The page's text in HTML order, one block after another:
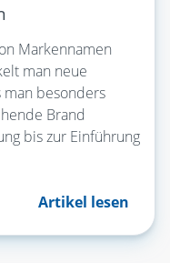
Markennamen
man neue
besonders
Brand
bis zur Einführung
Artikel lesen